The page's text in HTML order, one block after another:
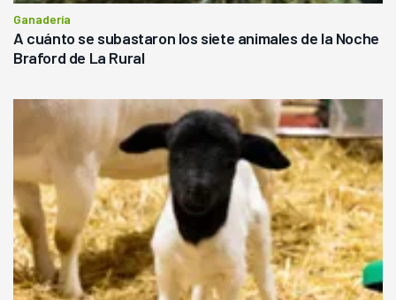
Ganadería
A cuánto se subastaron los siete animales de la Noche
Braford de La Rural